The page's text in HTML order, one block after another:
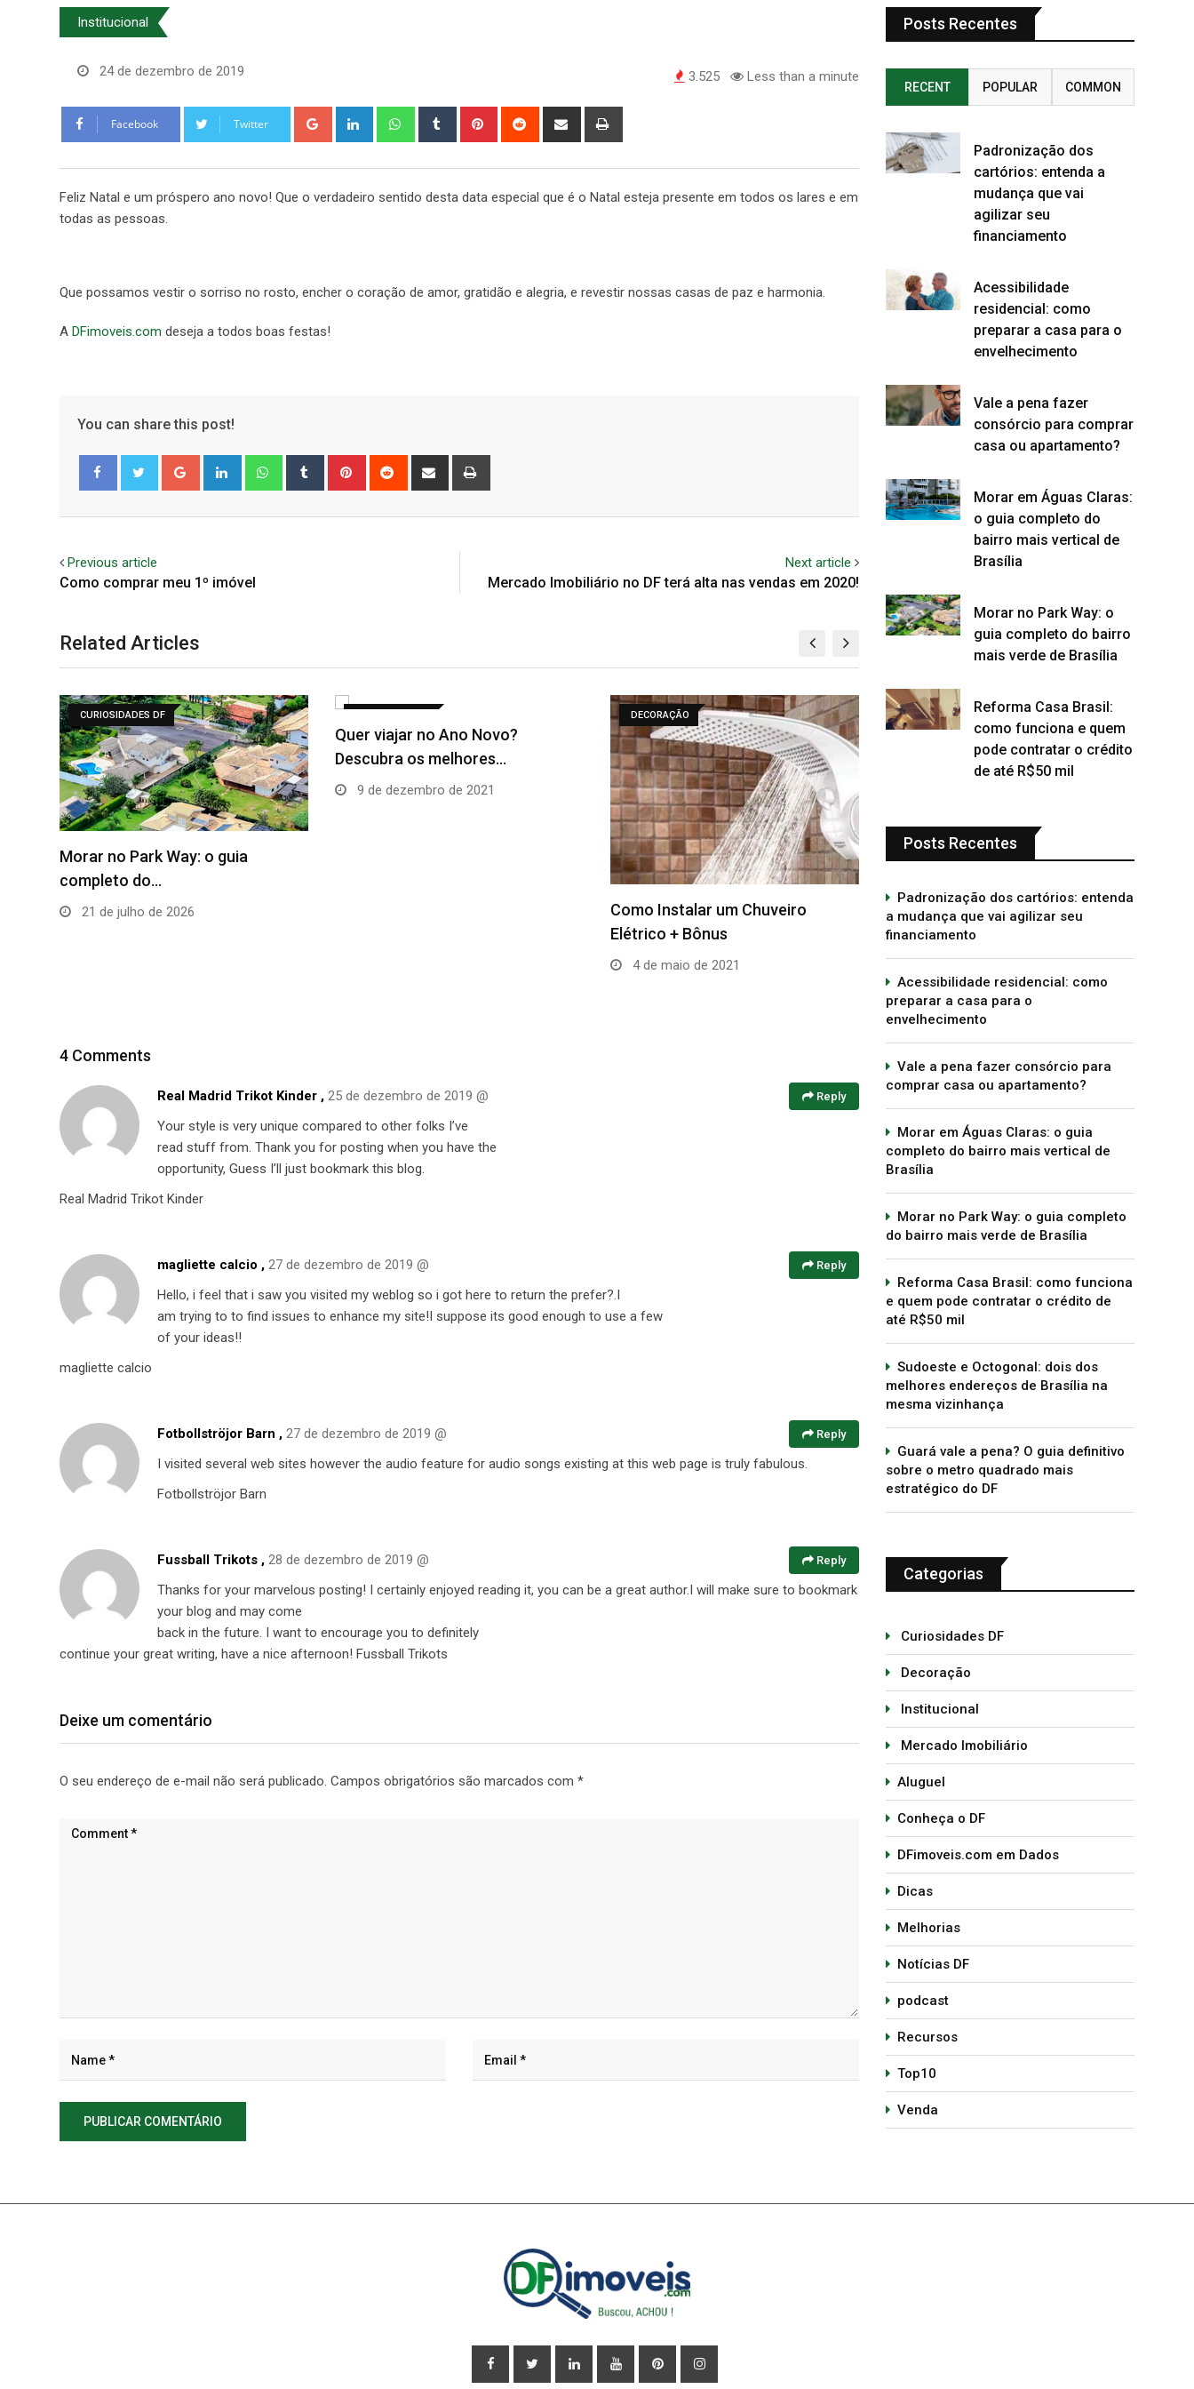
Institucional
24 de dezembro de 2019 3.525 Less than a minute
Facebook Twitter Google+ LinkedIn WhatsappTumblr Pinterest Reddit
Share
Feliz Natal e um próspero ano novo! Que o verdadeiro sentido desta data especial que é o Natal esteja presente em todos os lares e em
todas as pessoas.
Que possamos vestir o sorriso no rosto, encher o coração de amor, gratidão e alegria, e revestir nossas casas de paz e harmonia.
A DFimoveis.com deseja a todos boas festas!
You can share this post!
Google+ LinkedIn WhatsappTumblr Pinterest Reddit
Share
Previous article
Como comprar meu 1º imóvel
Next article
Mercado Imobiliário no DF terá alta nas vendas em 2020!
Related Articles
INSTITUCIONAL
Quer viajar no Ano Novo?
Descubra os melhores…
9 de dezembro de 2021
CURIOSIDADES DF
GDF cria nova 33º Região
Administrativa do DF
10 de outubro de 2019
CURIOSIDADES DF
Morar em Planaltina é bom?
4 Comments
Reply
Real Madrid Trikot Kinder , 25 de dezembro de 2019 @
Your style is very unique compared to other folks I’ve
read stuff from. Thank you for posting when you have the
opportunity, Guess I’ll just bookmark this blog.
Real Madrid Trikot Kinder
Reply
magliette calcio , 27 de dezembro de 2019 @
Hello, i feel that i saw you visited my weblog so i got here to return the prefer?.I
am trying to to find issues to enhance my site!I suppose its good enough to use a few
of your ideas!!
magliette calcio
Reply
Fotbollströjor Barn , 27 de dezembro de 2019 @
I visited several web sites however the audio feature for audio songs existing at this web page is truly fabulous.
Fotbollströjor Barn
Reply
Fussball Trikots , 28 de dezembro de 2019 @
Thanks for your marvelous posting! I certainly enjoyed reading it, you can be a great author.I will make sure to bookmark
your blog and may come
back in the future. I want to encourage you to definitely
continue your great writing, have a nice afternoon! Fussball Trikots
Deixe um comentário
O seu endereço de e-mail não será publicado. Campos obrigatórios são marcados com *
Posts Recentes
RECENT POPULAR COMMON
Padronização dos
cartórios: entenda a
mudança que vai
agilizar seu
financiamento
Acessibilidade
residencial: como
preparar a casa para o
envelhecimento
Vale a pena fazer
consórcio para comprar
casa ou apartamento?
Morar em Águas Claras:
o guia completo do
bairro mais vertical de
Brasília
Morar no Park Way: o
guia completo do bairro
mais verde de Brasília
Reforma Casa Brasil:
como funciona e quem
pode contratar o crédito
de até R$50 mil
Posts Recentes
Padronização dos cartórios: entenda
a mudança que vai agilizar seu
financiamento
Acessibilidade residencial: como
preparar a casa para o
envelhecimento
Vale a pena fazer consórcio para
comprar casa ou apartamento?
Morar em Águas Claras: o guia
completo do bairro mais vertical de
Brasília
Morar no Park Way: o guia completo
do bairro mais verde de Brasília
Reforma Casa Brasil: como funciona
e quem pode contratar o crédito de
até R$50 mil
Sudoeste e Octogonal: dois dos
melhores endereços de Brasília na
mesma vizinhança
Guará vale a pena? O guia definitivo
sobre o metro quadrado mais
estratégico do DF
Categorias
Curiosidades DF
Decoração
Institucional
Mercado Imobiliário
Aluguel
Conheça o DF
DFimoveis.com em Dados
Dicas
Melhorias
Notícias DF
podcast
Recursos
Top10
Venda